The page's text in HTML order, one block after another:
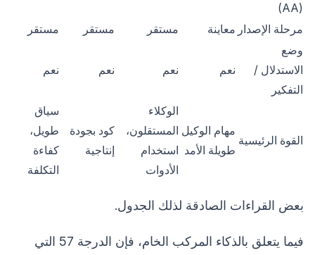
(AA)
مرحلة الإصدار معاينة مستقر مستقر
مستقر
وضع
الاستدلال /
التفكير
نعم نعم نعم نعم
القوة الرئيسية
مهام الوكيل
طويلة الأمد
الوكلاء
المستقلون،
استخدام
الأدوات
كود بجودة
إنتاجية
سياق
طويل،
كفاءة
التكلفة
بعض القراءات الصادقة لذلك الجدول.
فيما يتعلق بالذكاء المركب الخام، فإن الدرجة 57 التي